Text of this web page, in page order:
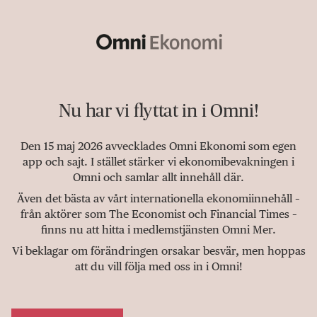
Nu har vi flyttat in i Omni!
Den 15 maj 2026 avvecklades Omni Ekonomi som egen
app och sajt. I stället stärker vi ekonomibevakningen i
Omni och samlar allt innehåll där.
Även det bästa av vårt internationella ekonomiinnehåll –
från aktörer som The Economist och Financial Times –
finns nu att hitta i medlemstjänsten Omni Mer.
Vi beklagar om förändringen orsakar besvär, men hoppas
att du vill följa med oss in i Omni!